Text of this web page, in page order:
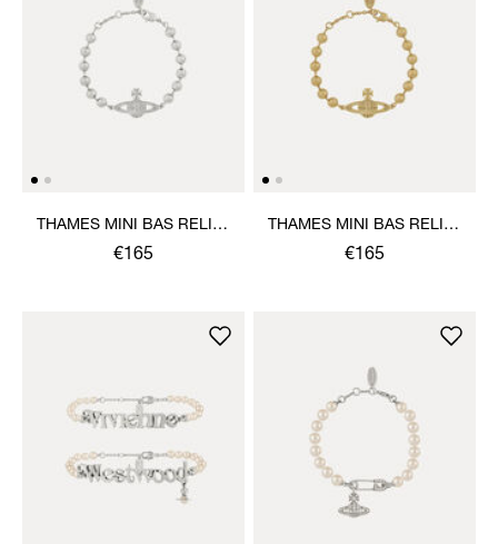
THAMES MINI BAS RELIEF
BRACELET
€165
THAMES MINI BAS RELIEF
BRACELET
€165